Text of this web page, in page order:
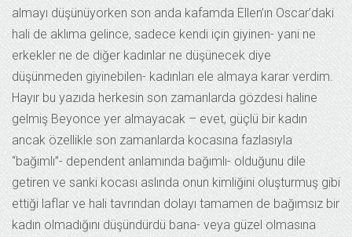
almayı düşünüyorken son anda kafamda Ellen’ın Oscar’daki
hali de aklıma gelince, sadece kendi için giyinen- yani ne
erkekler ne de diğer kadınlar ne düşünecek diye
düşünmeden giyinebilen- kadınları ele almaya karar verdim.
Hayır bu yazıda herkesin son zamanlarda gözdesi haline
gelmiş Beyonce yer almayacak – evet, güçlü bir kadın
ancak özellikle son zamanlarda kocasına fazlasıyla
“bağımlı”- dependent anlamında bağımlı- olduğunu dile
getiren ve sanki kocası aslında onun kimliğini oluşturmuş gibi
ettiği laflar ve hali tavrından dolayı tamamen de bağımsız bir
kadın olmadığını düşündürdü bana- veya güzel olmasına